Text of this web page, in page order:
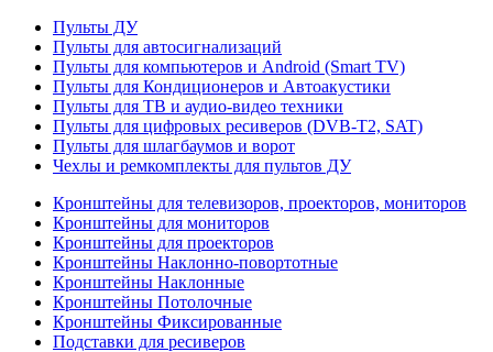
Пульты ДУ
Пульты для автосигнализаций
Пульты для компьютеров и Android (Smart TV)
Пульты для Кондиционеров и Автоакустики
Пульты для ТВ и аудио-видео техники
Пульты для цифровых ресиверов (DVB-T2, SAT)
Пульты для шлагбаумов и ворот
Чехлы и ремкомплекты для пультов ДУ
Кронштейны для телевизоров, проекторов, мониторов
Кронштейны для мониторов
Кронштейны для проекторов
Кронштейны Наклонно-повортотные
Кронштейны Наклонные
Кронштейны Потолочные
Кронштейны Фиксированные
Подставки для ресиверов